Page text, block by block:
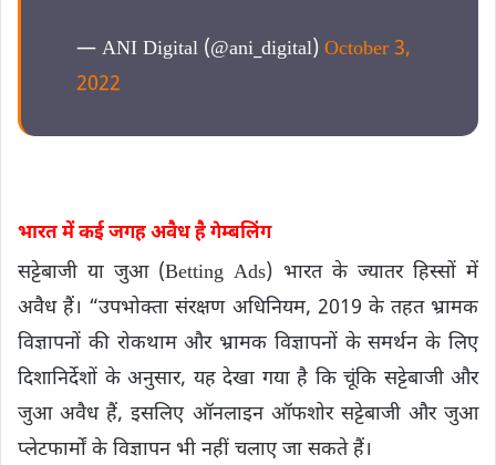
— ANI Digital (@ani_digital) October 3,
2022
भारत में कई जगह अवैध है गेम्बलिंग
सट्टेबाजी या जुआ (Betting Ads) भारत के ज्यातर हिस्सों में
अवैध हैं। “उपभोक्ता संरक्षण अधिनियम, 2019 के तहत भ्रामक
विज्ञापनों की रोकथाम और भ्रामक विज्ञापनों के समर्थन के लिए
दिशानिर्देशों के अनुसार, यह देखा गया है कि चूंकि सट्टेबाजी और
जुआ अवैध हैं, इसलिए ऑनलाइन ऑफशोर सट्टेबाजी और जुआ
प्लेटफार्मों के विज्ञापन भी नहीं चलाए जा सकते हैं।